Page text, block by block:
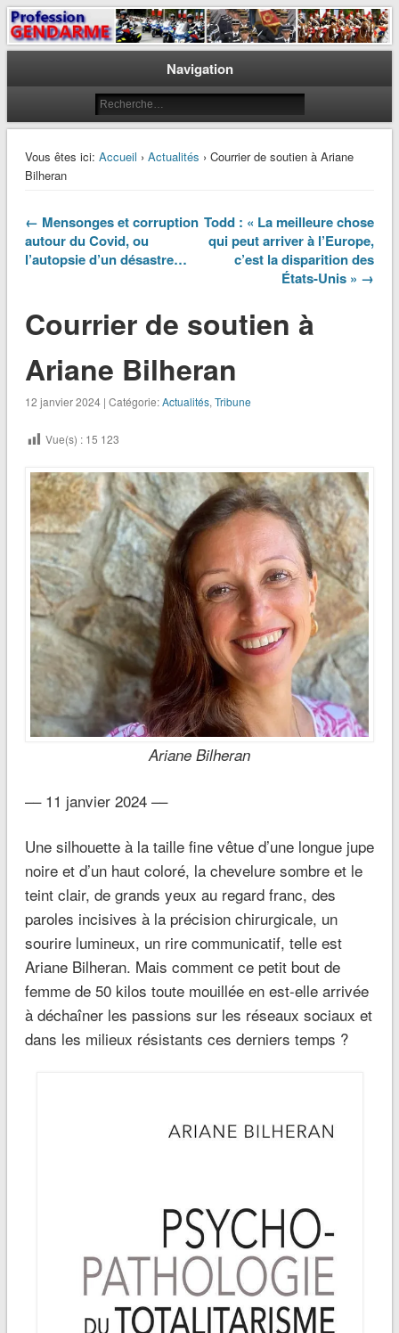
Profession Gendarme
Le journal des gendarmes
Navigation
Vous êtes ici: Accueil › Actualités › Courrier de soutien à Ariane
Bilheran
← Mensonges et corruption
autour du Covid, ou
l’autopsie d’un désastre…
Todd : « La meilleure chose
qui peut arriver à l’Europe,
c’est la disparition des
États-Unis » →
Courrier de soutien à
Ariane Bilheran
12 janvier 2024 | Catégorie:Actualités, Tribune
Vue(s) : 15 123
Ariane Bilheran
–– 11 janvier 2024 ––
Une silhouette à la taille fine vêtue d’une longue jupe
noire et d’un haut coloré, la chevelure sombre et le
teint clair, de grands yeux au regard franc, des
paroles incisives à la précision chirurgicale, un
sourire lumineux, un rire communicatif, telle est
Ariane Bilheran. Mais comment ce petit bout de
femme de 50 kilos toute mouillée en est-elle arrivée
à déchaîner les passions sur les réseaux sociaux et
dans les milieux résistants ces derniers temps ?